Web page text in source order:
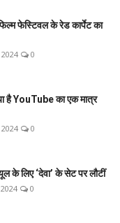
फेस्टिवल के रेड कार्पेट का
0
YouTube का एक मात्र
0
लिए ‘देवा’ के सेट पर लौटीं
0